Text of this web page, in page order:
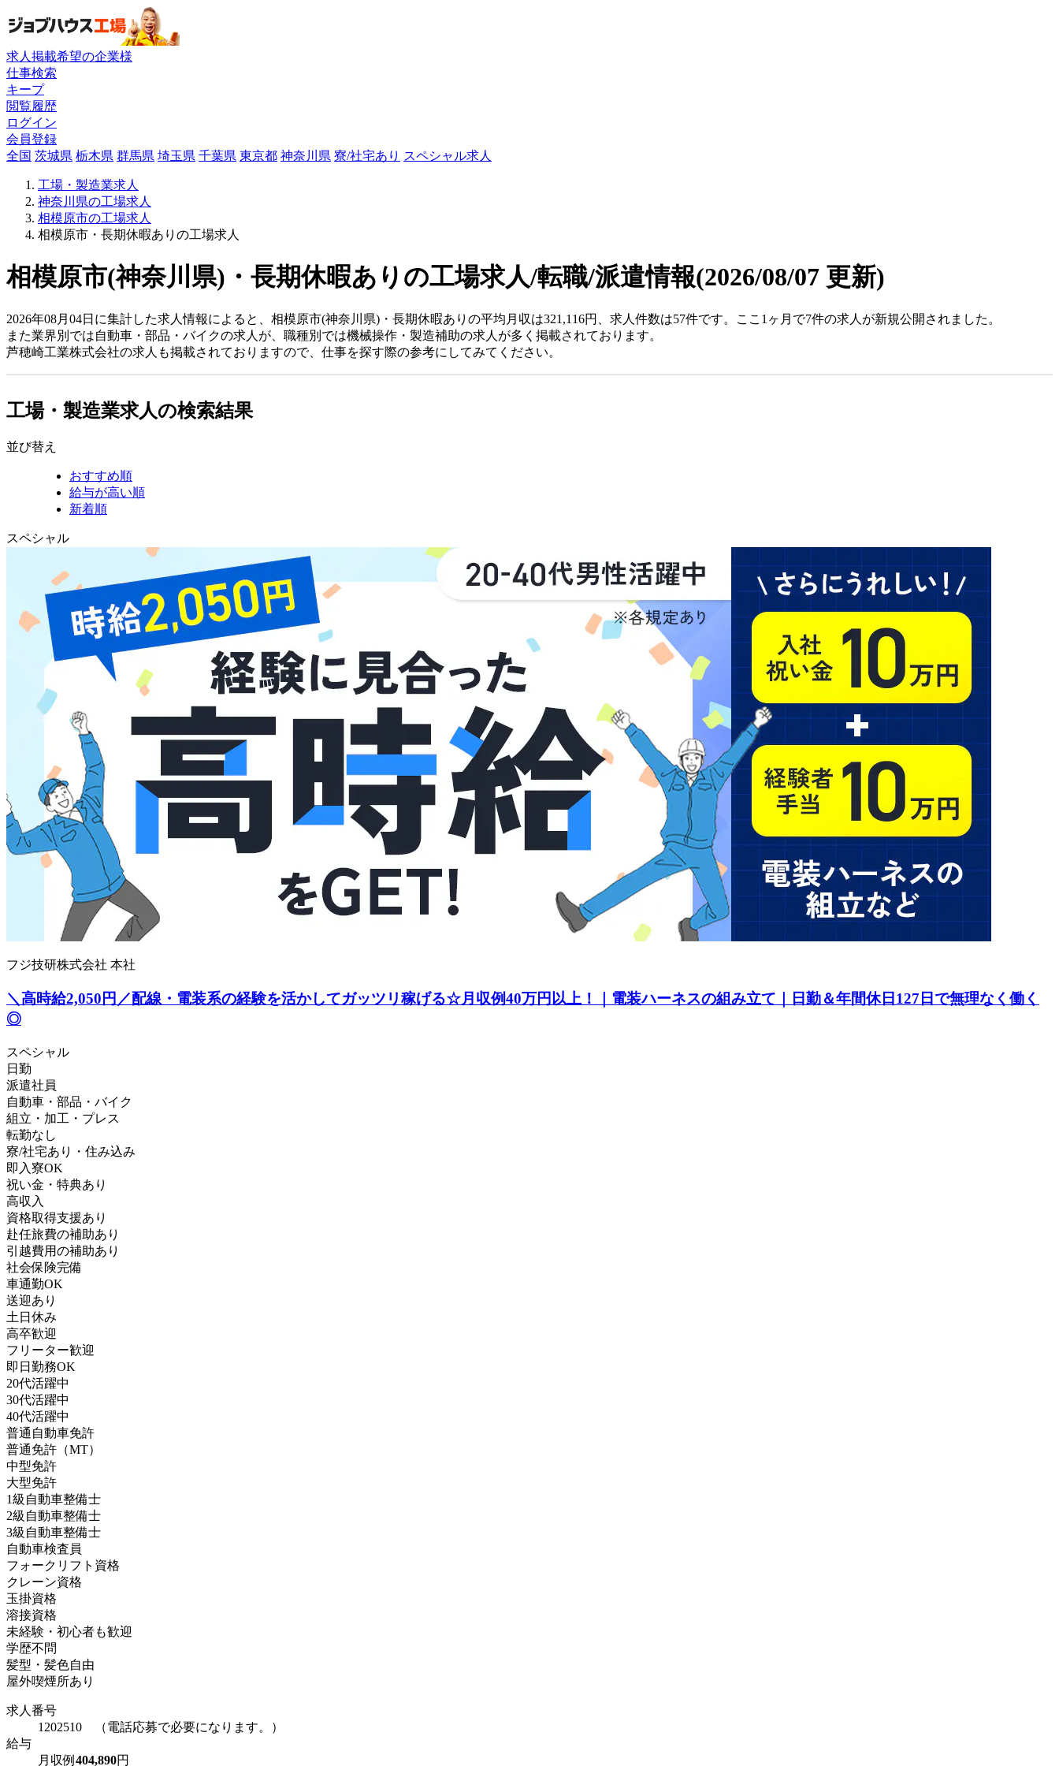
求人掲載希望の企業様
仕事検索
キープ
閲覧履歴
ログイン
会員登録
全国 茨城県 栃木県 群馬県 埼玉県 千葉県 東京都 神奈川県 寮/社宅あり スペシャル求人
工場・製造業求人
神奈川県の工場求人
相模原市の工場求人
相模原市・長期休暇ありの工場求人
相模原市(神奈川県)・長期休暇ありの工場求人/転職/派遣情報(2026/08/07 更新)
2026年08月04日に集計した求人情報によると、相模原市(神奈川県)・長期休暇ありの平均月収は321,116円、求人件数は57件です。ここ1ヶ月で7件の求人が新規公開されました。
また業界別では自動車・部品・バイクの求人が、職種別では機械操作・製造補助の求人が多く掲載されております。
芦穂崎工業株式会社の求人も掲載されておりますので、仕事を探す際の参考にしてみてください。
工場・製造業求人の検索結果
並び替え
おすすめ順
給与が高い順
新着順
スペシャル
フジ技研株式会社 本社
＼高時給2,050円／配線・電装系の経験を活かしてガッツリ稼げる☆月収例40万円以上！｜電装ハーネスの組み立て｜日勤＆年間休日127日で無理なく働く
◎
スペシャル
日勤
派遣社員
自動車・部品・バイク
組立・加工・プレス
転勤なし
寮/社宅あり・住み込み
即入寮OK
祝い金・特典あり
高収入
資格取得支援あり
赴任旅費の補助あり
引越費用の補助あり
社会保険完備
車通勤OK
送迎あり
土日休み
高卒歓迎
フリーター歓迎
即日勤務OK
20代活躍中
30代活躍中
40代活躍中
普通自動車免許
普通免許（MT）
中型免許
大型免許
1級自動車整備士
2級自動車整備士
3級自動車整備士
自動車検査員
フォークリフト資格
クレーン資格
玉掛資格
溶接資格
未経験・初心者も歓迎
学歴不問
髪型・髪色自由
屋外喫煙所あり
求人番号
1202510 （電話応募で必要になります。）
給与
月収例 404,890円